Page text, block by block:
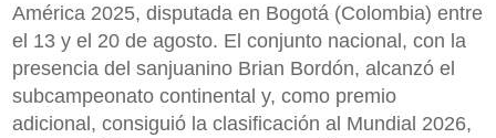
América 2025, disputada en Bogotá (Colombia) entre
el 13 y el 20 de agosto. El conjunto nacional, con la
presencia del sanjuanino Brian Bordón, alcanzó el
subcampeonato continental y, como premio
adicional, consiguió la clasificación al Mundial 2026,